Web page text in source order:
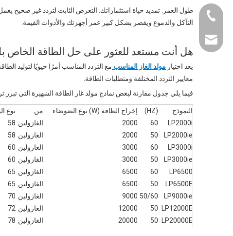
طول العمر: تمديد حياة استثماراتك. التعرض الثابت لتردد غير صحيح
التآكل والدموع ويقصر بشكل كبير عمر أجهزتك والأدوات القيمة.
هل أنت مستعد للعثور على حل الطاقة الخاص
يعد اختيار مولد الغاز المناسب
معايير التردد المختلفة ومتطلبات الطاقة.
فيما يلي جدول مقارنة لبعض نماذج مولد غاز الطاقة الشهيرة التي تبرز
النموذج (HZ) إخراج الطاقة (W) نوع الضوضاء من نوع
LP2000i
60
2000 الغازولين 58
LP2000ie
50
2000 الغازولين 58
LP3000i
60
3000 الغازولين 60
LP3000ie
50
3000 الغازولين 60
LP6500
60
6500 الغازولين 65
LP6500E
50
6500 الغازولين 65
LP9000ie
50/60
9000 الغازولين 70
LP12000E
50
12000 الغازولين 72
LP20000E
50
20000 الغازولين 78
+86-0731-8873